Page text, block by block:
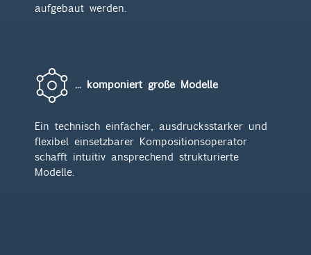
aufgebaut werden.
... komponiert große Modelle
Ein technisch einfacher, ausdrucksstarker und
flexibel einsetzbarer Kompositionsoperator
schafft intuitiv ansprechend strukturierte
Modelle.